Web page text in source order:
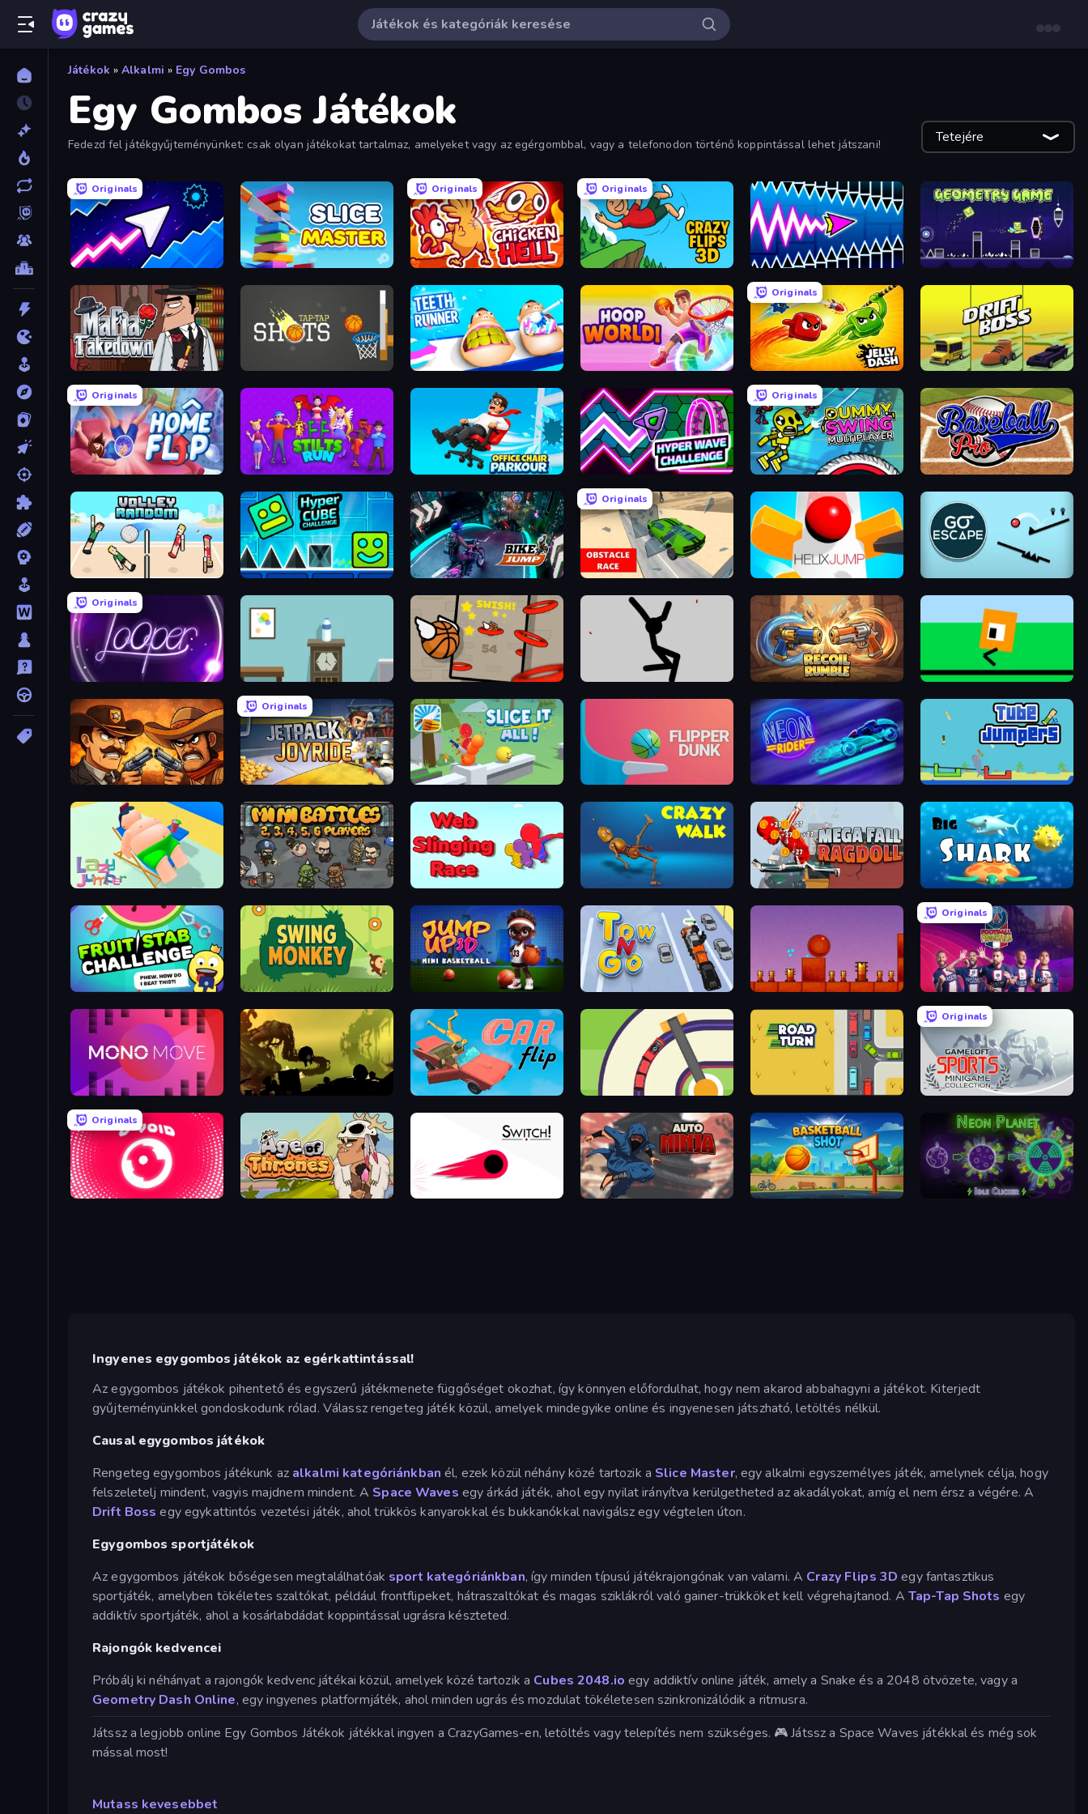
Játékok » Alkalmi » Egy Gombos
Egy Gombos Játékok
Fedezd fel játékgyűjteményünket: csak olyan játékokat tartalmaz, amelyeket vagy az egérgombbal, vagy a telefonodon történő koppintással lehet játszani! Tetejére
Originals
Space Waves Slice Master
Originals
Chicken Hell
Originals
Crazy Flips 3D Wave Dash: Geometry Arrow Geometry Game
Mafia Takedown Teeth Runner Hoop World 3D
Originals
Jelly Dash Drift Boss
Originals
Home Flip Stilts Run Office Chair Parkour Hyper Wave Challenge
Originals
Crazy Dummy Swing Multiplayer Baseball Pro
Volley Random Hyper Cube Challenge Bike Jump
Originals
Obstacle Race: Destroying Simulator! Helix Jump
Originals
Looper Flip Bottle Flappy Dunk Recoil Rumble Oh, flip!
Shoot First Fast: Gun Duel
Originals
Jetpack Joyride Slice It All! Flipper Dunk 3D Neon Rider Tube Jumpers
Lazy Jumper MiniBattles Mega Fall Ragdoll Simulator Big Shark
Fruit Stab Challenge Swing Monkey Jump Up 3D: Mini Basketball Tow N Go Bounce Return
Originals
PSG Soccer Freestyle
Mono Move Badland Car Flip! Crazy Train Snake
Originals
Originals
O-VOID Age of Thrones Switch! Auto Ninja Basketball Shot Neon Planet Idle Clicker
Ingyenes egygombos játékok az egérkattintással!
Az egygombos játékok pihentető és egyszerű játékmenete függőséget okozhat, így könnyen előfordulhat, hogy nem akarod abbahagyni a játékot. Kiterjedt
gyűjteményünkkel gondoskodunk rólad. Válassz rengeteg játék közül, amelyek mindegyike online és ingyenesen játszható, letöltés nélkül.
Causal egygombos játékok
Rengeteg egygombos játékunk az alkalmi kategóriánkban él, ezek közül néhány közé tartozik a Slice Master, egy alkalmi egyszemélyes játék, amelynek célja, hogy
felszeletelj mindent, vagyis majdnem mindent. A Space Waves egy árkád játék, ahol egy nyilat irányítva kerülgetheted az akadályokat, amíg el nem érsz a végére. A
Drift Bossegy egykattintós vezetési játék, ahol trükkös kanyarokkal és bukkanókkal navigálsz egy végtelen úton.
Egygombos sportjátékok
Az egygombos játékok bőségesen megtalálhatóak sport kategóriánkban, így minden típusú játékrajongónak van valami. A Crazy Flips 3D egy fantasztikus
sportjáték, amelyben tökéletes szaltókat, például frontflipeket, hátraszaltókat és magas sziklákról való gainer-trükköket kell végrehajtanod. A Tap-Tap Shots egy
addiktív sportjáték, ahol a kosárlabdádat koppintással ugrásra készteted.
Rajongók kedvencei
Próbálj ki néhányat a rajongók kedvenc játékai közül, amelyek közé tartozik a Cubes 2048.io egy addiktív online játék, amely a Snake és a 2048 ötvözete, vagy a
Geometry Dash Online, egy ingyenes platformjáték, ahol minden ugrás és mozdulat tökéletesen szinkronizálódik a ritmusra.
Játssz a legjobb online Egy Gombos Játékok játékkal ingyen a CrazyGames-en, letöltés vagy telepítés nem szükséges. 🎮 Játssz a Space Waves játékkal és még sok
mással most!
Mutass kevesebbet